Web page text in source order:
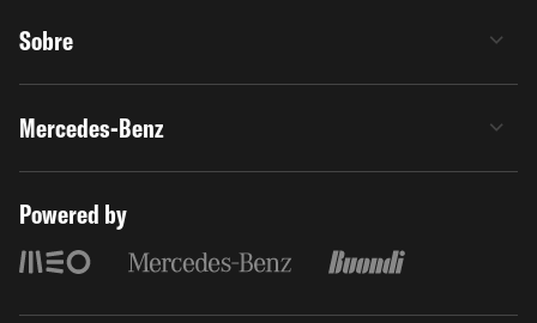
Sobre
Mercedes-Benz
Powered by